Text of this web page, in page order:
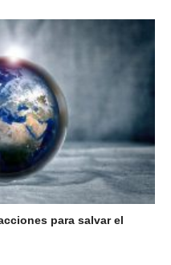
para salvar el